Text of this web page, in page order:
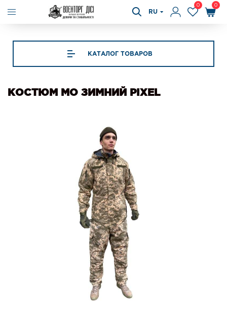
RU
0 0
КАТАЛОГ ТОВАРОВ
КОСТЮМ MO ЗИМНИЙ PIXEL